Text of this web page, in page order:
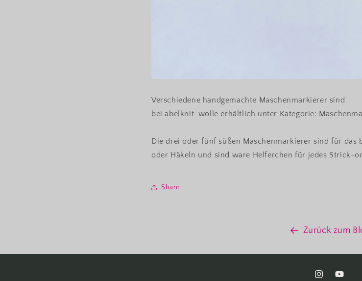
Verschiedene handgemachte Maschenmarkierer sind
bei abelknit-wolle erhältlich unter Kategorie:
Die drei oder fünf süßen Maschenmarkierer sind für das
oder Häkeln und sind ware Helferchen für jedes Strick-
Share
Zurück zum
InstagramYouTube